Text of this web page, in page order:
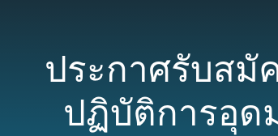
ประกาศรับสมั
ปฏิบัติการอุ